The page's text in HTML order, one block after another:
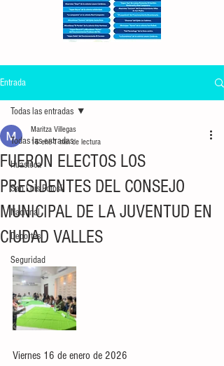
Entrada
Todas las entradas
Huasteca
San Luis Potosí
Nacional
Deportes
Seguridad
Todas las entradas
FUERON ELECTOS LOS
PRESIDENTES DEL CONSEJO
MUNICIPAL DE LA JUVENTUD EN
CIUDAD VALLES
Maritza Villegas
16 ene1 min de lectura
Viernes 16 de enero de 2026